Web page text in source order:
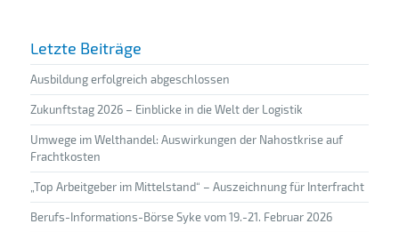
Letzte Beiträge
Ausbildung erfolgreich abgeschlossen
Zukunftstag 2026 – Einblicke in die Welt der Logistik
Umwege im Welthandel: Auswirkungen der Nahostkrise auf
Frachtkosten
„Top Arbeitgeber im Mittelstand“ – Auszeichnung für Interfracht
Berufs-Informations-Börse Syke vom 19.-21. Februar 2026